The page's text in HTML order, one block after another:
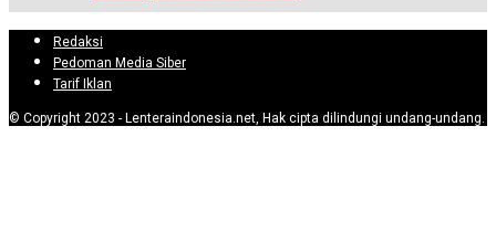
Redaksi
Pedoman Media Siber
Tarif Iklan
© Copyright 2023 - Lenteraindonesia.net, Hak cipta dilindungi undang-undang.